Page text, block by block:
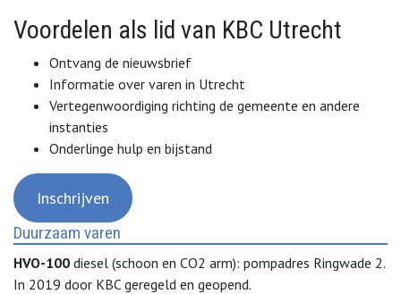
Voordelen als lid van KBC Utrecht
Ontvang de nieuwsbrief
Informatie over varen in Utrecht
Vertegenwoordiging richting de gemeente en andere
instanties
Onderlinge hulp en bijstand
Inschrijven
Duurzaam varen
HVO-100 diesel (schoon en CO2 arm): pompadres Ringwade 2.
In 2019 door KBC geregeld en geopend.